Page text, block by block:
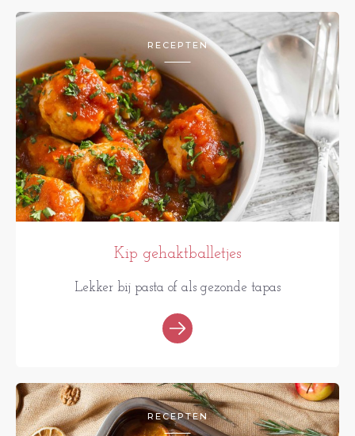
RECEPTEN
Kip gehaktballetjes
Lekker bij pasta of als gezonde tapas
RECEPTEN